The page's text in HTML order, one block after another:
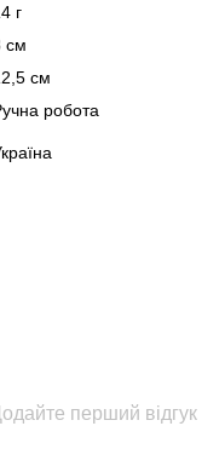
г
см
см
робота
перший відгук